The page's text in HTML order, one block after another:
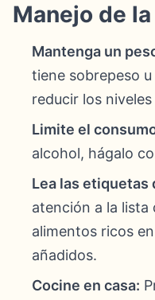
Manejo de
Mantenga un
tiene sobrepeso
reducir los
Limite el
alcohol, hágalo
Lea las etiquetas
atención a la lista
alimentos ricos
añadidos.
Cocine en casa: